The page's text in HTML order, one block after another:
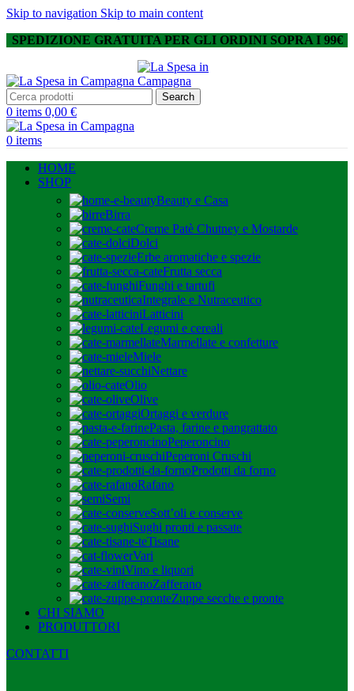
Skip to navigation Skip to main content
SPEDIZIONE GRATUITA PER GLI ORDINI SOPRA I 99€
Search
0 items 0,00 €
0 items
HOME
SHOP
Beauty e Casa
Birra
Creme Patè Chutney e Mostarde
Dolci
Erbe aromatiche e spezie
Frutta secca
Funghi e tartufi
Integrale e Nutraceutico
Latticini
Legumi e cereali
Marmellate e confetture
Miele
Nettare
Olio
Olive
Ortaggi e verdure
Pasta, farine e pangrattato
Peperoncino
Peperoni Cruschi
Prodotti da forno
Rafano
Semi
Sott’oli e conserve
Sughi pronti e passate
Tisane
Vari
Vino e liquori
Zafferano
Zuppe secche e pronte
CHI SIAMO
PRODUTTORI
CONTATTI